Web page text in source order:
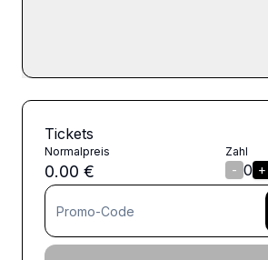
Tickets
Normalpreis
0.00 €
Zahl
- 0 +